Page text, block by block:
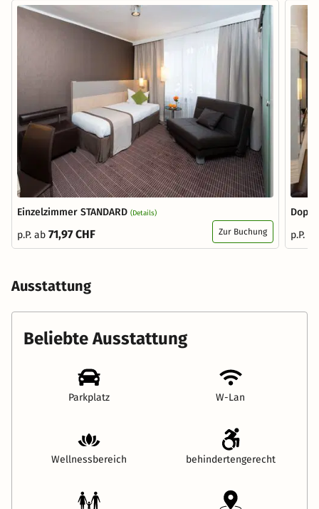
Einzelzimmer STANDARD (Details)
p.P. ab 71,97 CHF Zur Buchung
p.P.
Ausstattung
Beliebte Ausstattung
Parkplatz W-Lan
Wellnessbereich behindertengerecht